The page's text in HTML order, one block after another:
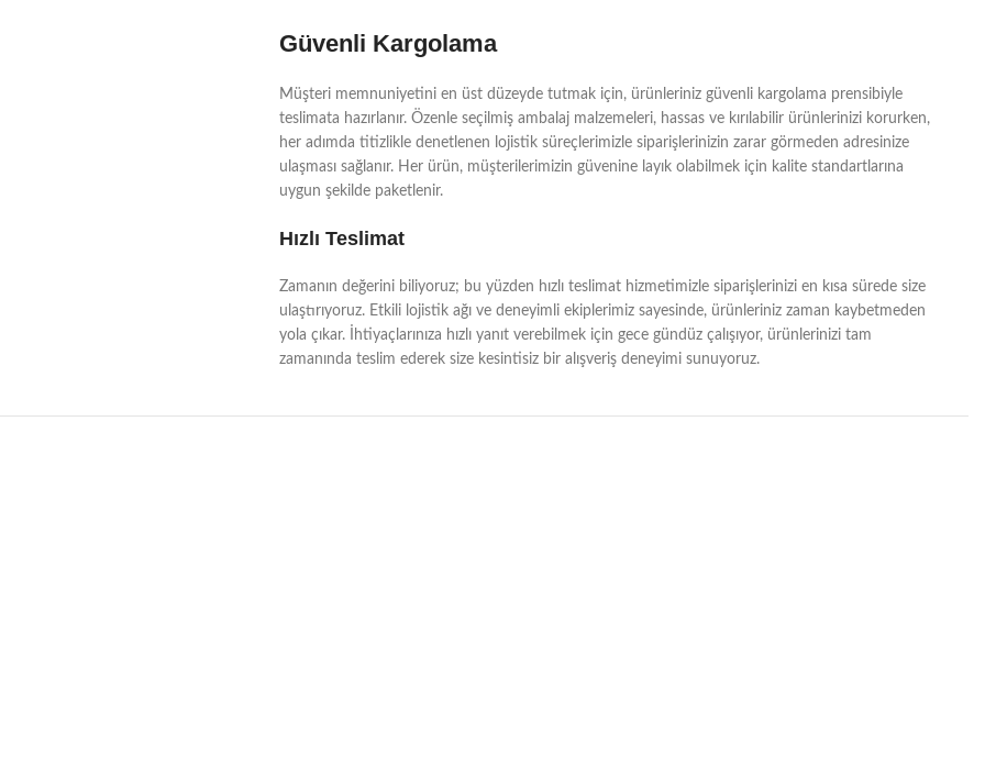
Güvenli Kargolama
Müşteri memnuniyetini en üst düzeyde tutmak için, ürünleriniz güvenli kargolama prensibiyle
teslimata hazırlanır. Özenle seçilmiş ambalaj malzemeleri, hassas ve kırılabilir ürünlerinizi korurken,
her adımda titizlikle denetlenen lojistik süreçlerimizle siparişlerinizin zarar görmeden adresinize
ulaşması sağlanır. Her ürün, müşterilerimizin güvenine layık olabilmek için kalite standartlarına
uygun şekilde paketlenir.
Hızlı Teslimat
Zamanın değerini biliyoruz; bu yüzden hızlı teslimat hizmetimizle siparişlerinizi en kısa sürede size
ulaştırıyoruz. Etkili lojistik ağı ve deneyimli ekiplerimiz sayesinde, ürünleriniz zaman kaybetmeden
yola çıkar. İhtiyaçlarınıza hızlı yanıt verebilmek için gece gündüz çalışıyor, ürünlerinizi tam
zamanında teslim ederek size kesintisiz bir alışveriş deneyimi sunuyoruz.